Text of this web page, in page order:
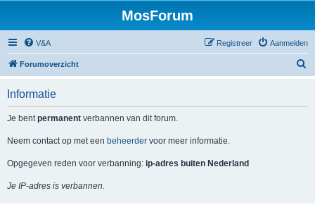
MosForum
V&A Aanmelden
Registreer
Forumoverzicht
Informatie
Je bentpermanent verbannen van dit forum.
Neem contact op met een beheerder voor meer informatie.
Opgegeven reden voor verbanning: ip-adres buiten Nederland
Je IP-adres is verbannen.